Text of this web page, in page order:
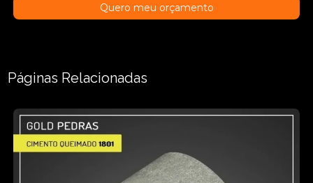
Quero meu orçamento
Páginas Relacionadas